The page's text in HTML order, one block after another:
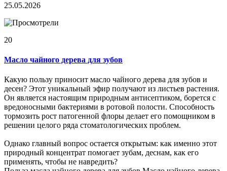
25.05.2026
20
Масло чайного дерева для зубов
Какую пользу приносит масло чайного дерева для зубов и
десен? Этот уникальный эфир получают из листьев растения.
Он является настоящим природным антисептиком, борется с
вредоносными бактериями в ротовой полости. Способность
тормозить рост патогенной флоры делает его помощником в
решении целого ряда стоматологических проблем.
Однако главный вопрос остается открытым: как именно этот
природный концентрат помогает зубам, деснам, как его
применять, чтобы не навредить?